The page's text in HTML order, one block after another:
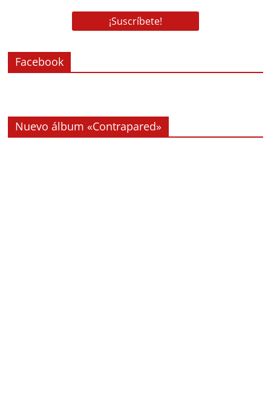
Facebook
Nuevo álbum «Contrapared»